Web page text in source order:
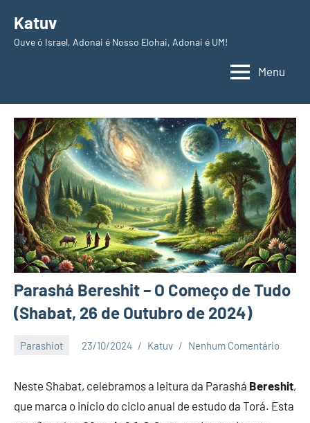
paraKatuv
Ouve ó Israel, Adonai é Nosso Elohai, Adonai é UM!
Menu
Parashá Bereshit – O Começo de Tudo
(Shabat, 26 de Outubro de 2024)
Parashiot 23/10/2024 Katuv Nenhum Comentário
Neste Shabat, celebramos a leitura da Parashá Bereshit,
que marca o início do ciclo anual de estudo da Torá. Esta